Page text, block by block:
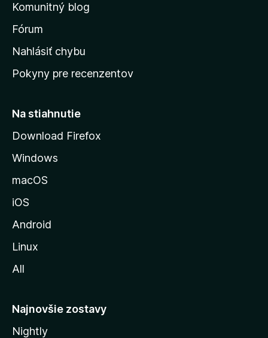
v
s
k
s
r
n
k
o
z
l
Komunitný blog
Fórum
Nahlásiť chybu
Pokyny pre recenzentov
Na stiahnutie
Download Firefox
Windows
macOS
iOS
Android
Linux
All
Najnovšie zostavy
Nightly